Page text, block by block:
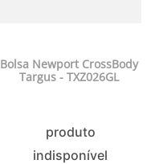
Bolsa Newport CrossBody
Targus - TXZ026GL